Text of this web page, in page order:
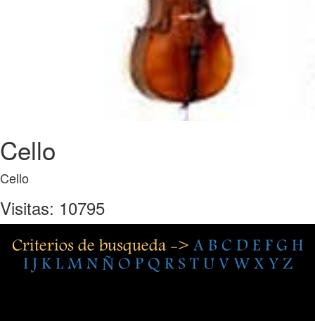
Cello
Cello
Visitas: 10795
Criterios de busqueda -> A B C D E F G H
I J K L M N Ñ O P Q R S T U V W X Y Z